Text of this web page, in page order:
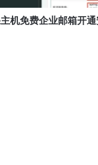
机免费企业邮箱开通